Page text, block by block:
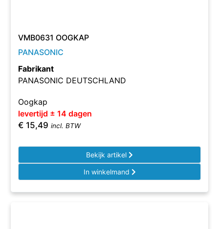
VMB0631 OOGKAP
PANASONIC
Fabrikant
PANASONIC DEUTSCHLAND
Oogkap
levertijd ± 14 dagen
€ 15,49 incl. BTW
Bekijk artikel
In winkelmand